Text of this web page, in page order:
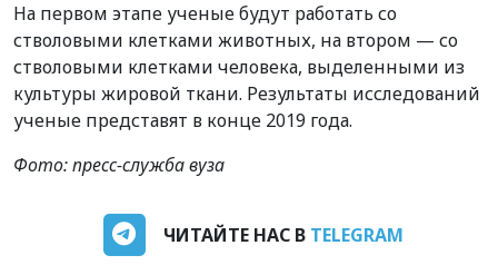
На первом этапе ученые будут работать со
стволовыми клетками животных, на втором — со
стволовыми клетками человека, выделенными из
культуры жировой ткани. Результаты исследований
ученые представят в конце 2019 года.
Фото: пресс-служба вуза
ЧИТАЙТЕ НАС В TELEGRAM